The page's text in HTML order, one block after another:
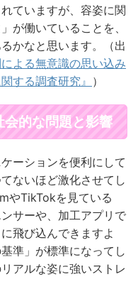
ていますが、容姿に関
が働いていることを、
かなと思います。（出
よる無意識の思い込み
する調査研究』 ）
的な問題と影響
ーションを便利にして
ないほど激化させてし
やTikTokを見ている
サーや、加工アプリで
飛び込んできますよ
準」が標準になってし
アルな姿に強いストレ